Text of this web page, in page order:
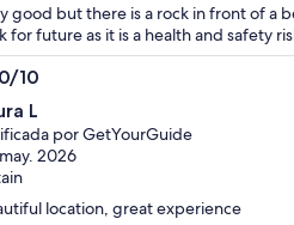
good but there is a rock in front of a
for future as it is a health and safety
10
L
por GetYourGuide
2026
location, great experience